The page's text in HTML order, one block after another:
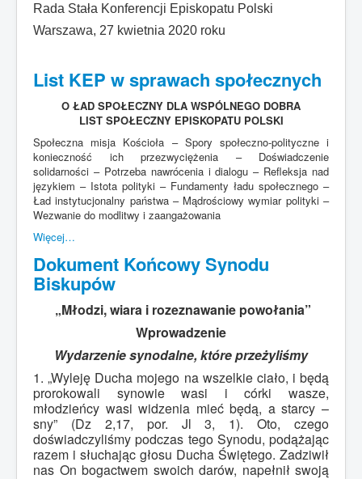
Rada Stała Konferencji Episkopatu Polski
Warszawa, 27 kwietnia 2020 roku
List KEP w sprawach społecznych
O ŁAD SPOŁECZNY DLA WSPÓLNEGO DOBRA
LIST SPOŁECZNY EPISKOPATU POLSKI
Społeczna misja Kościoła – Spory społeczno-polityczne i
konieczność ich przezwyciężenia – Doświadczenie
solidarności – Potrzeba nawrócenia i dialogu – Refleksja nad
językiem – Istota polityki – Fundamenty ładu społecznego –
Ład instytucjonalny państwa – Mądrościowy wymiar polityki –
Wezwanie do modlitwy i zaangażowania
Więcej…
Dokument Końcowy Synodu
Biskupów
„Młodzi, wiara i rozeznawanie powołania”
Wprowadzenie
Wydarzenie synodalne, które przeżyliśmy
1. „Wyleję Ducha mojego na wszelkie ciało, i będą
prorokowali synowie wasi i córki wasze,
młodzieńcy wasi widzenia mieć będą, a starcy –
sny” (Dz 2,17, por. Jl 3, 1). Oto, czego
doświadczyliśmy podczas tego Synodu, podążając
razem i słuchając głosu Ducha Świętego. Zadziwił
nas On bogactwem swoich darów, napełnił swoją